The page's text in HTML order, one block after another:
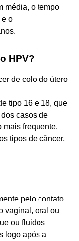
média, o tempo
e o
HPV?
de colo do útero
tipo 16 e 18, que
casos de
mais frequente.
tipos de câncer,
pelo contato
vaginal, oral ou
ou fluidos
logo após a